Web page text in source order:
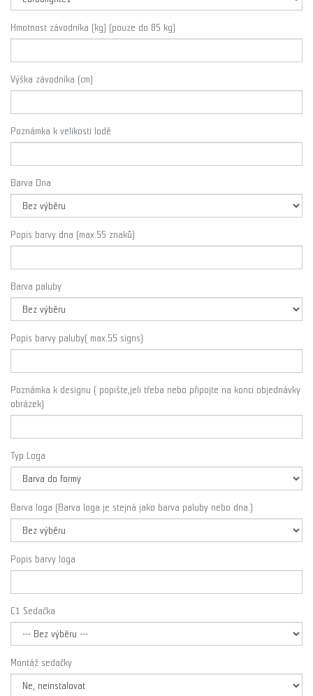
Hmotnost závodníka (kg) (pouze do 85 kg)
Výška závodníka (cm)
Poznámka k velikosti lodě
Barva Dna
Popis barvy dna (max.55 znaků)
Barva paluby
Popis barvy paluby( max.55 signs)
Poznámka k designu ( popište,jeli třeba nebo připojte na konci objednávky
obrázek)
Typ Loga
Barva loga (Barva loga je stejná jako barva paluby nebo dna.)
Popis barvy loga
C1 Sedačka
Montáž sedačky